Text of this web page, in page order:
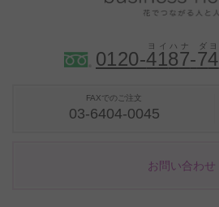
0120-4187-74
FAXでのご注文
03-6404-0045
お問い合わせ